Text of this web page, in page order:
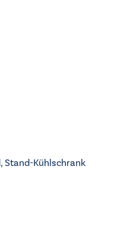
, Stand-Kühlschrank